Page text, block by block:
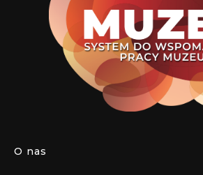
O nas